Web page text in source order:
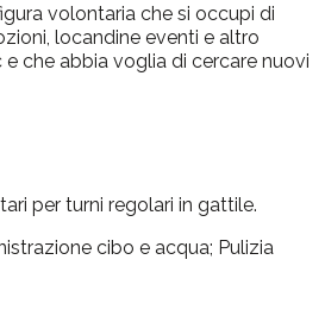
volontaria che si occupi di
locandine eventi e altro
che abbia voglia di cercare nuovi
per turni regolari in gattile.
cibo e acqua; Pulizia